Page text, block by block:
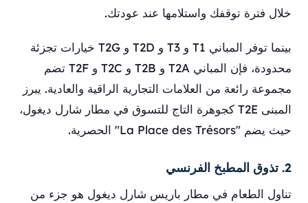
خلال فترة توقفك واستلامها عند عودتك.
بينما توفر المباني T1 و T3 و T2D و T2G خيارات تجزئة
محدودة، فإن المباني T2A و T2B و T2C و T2F تضم
مجموعة رائعة من العلامات التجارية الراقية والعادية. يبرز
المبنى T2E كجوهرة التاج للتسوق في مطار شارل ديغول،
حيث يضم "La Place des Trésors" الحصرية.
2. تذوق المطبخ الفرنسي
تناول الطعام في مطار باريس شارل ديغول هو جزء من